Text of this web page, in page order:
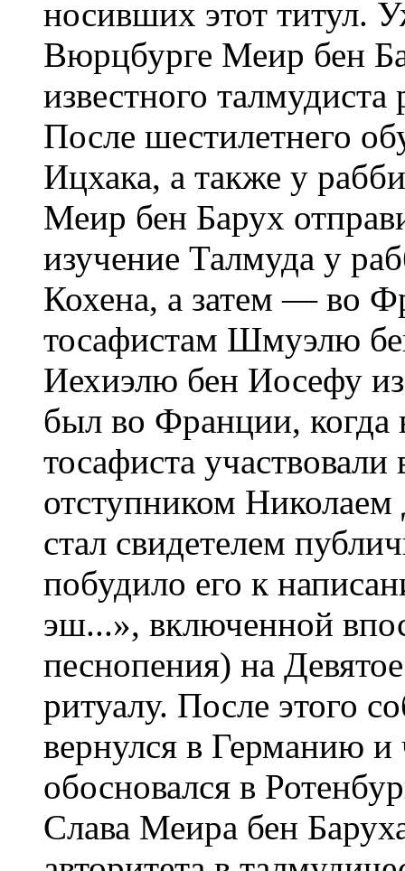
носивших этот титул.
Вюрцбурге Меир бен
известного
После шестилетнего
Ицхака, а также у
Меир бен Барух
изучение Талмуда у
Кохена, а затем — во
тосафистам Шмуэлю
Иехиэлю бен Иосефу
был во Франции, когда
тосафиста
отступником
стал свидетелем
побудило его к
эш...», включенной
песнопения) на
ритуалу. После этого
вернулся в Германию и
обосновался в
Слава Меира бен